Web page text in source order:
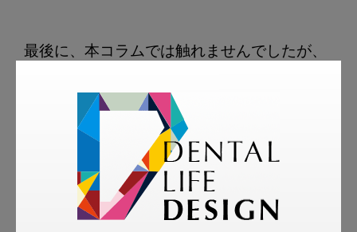
最後に、本コラムでは触れませんでしたが、
コツも、側方面観や咬合面観とまったく同じ
です。もしご興味がありましたら、ぜひ書籍
（図5）をご参照ください。